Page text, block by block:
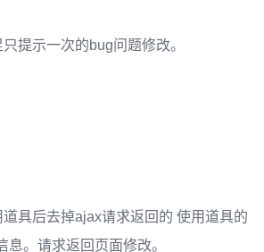
提示一次的bug问题修改。
具后去掉ajax请求返回的 使用道具的
息。请求返回页面修改。